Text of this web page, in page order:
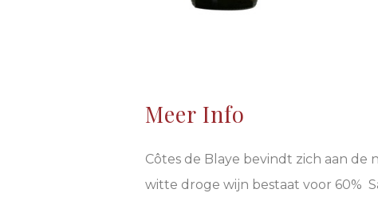
Meer Info
Côtes de Blaye bevindt zich aan
witte droge wijn bestaat voor 60%